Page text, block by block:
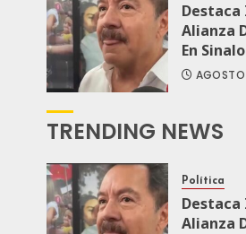
Alianza
En
TRENDING NEWS
Política
Alianza